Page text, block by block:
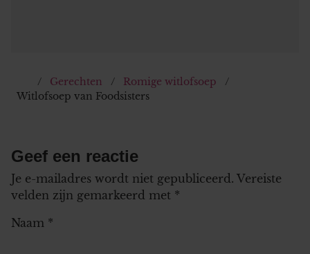
Gerechten
Romige witlofsoep
Witlofsoep van Foodsisters
Geef een reactie
Je e-mailadres wordt niet gepubliceerd. Vereiste
velden zijn gemarkeerd met *
Naam *